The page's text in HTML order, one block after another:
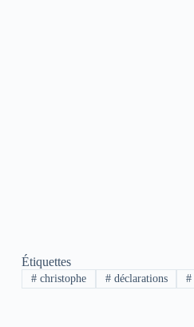
Étiquettes
#christophe #déclarations #